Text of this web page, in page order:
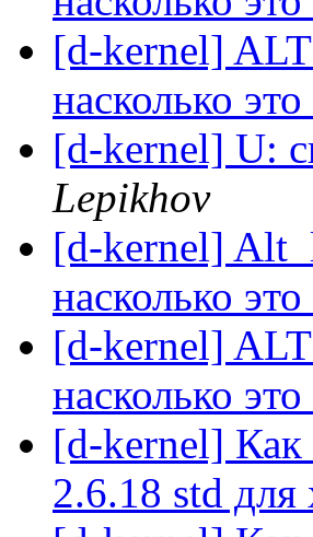
[d-kernel]
насколько
[d-kernel] U:
Lepikhov
[d-kernel]
насколько
[d-kernel]
насколько
[d-kernel] Как
2.6.18 std для